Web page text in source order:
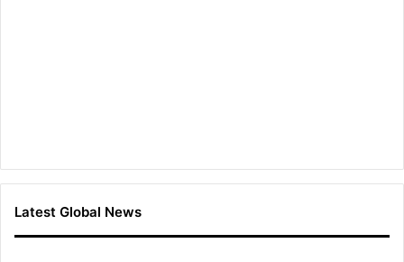
Latest Global News